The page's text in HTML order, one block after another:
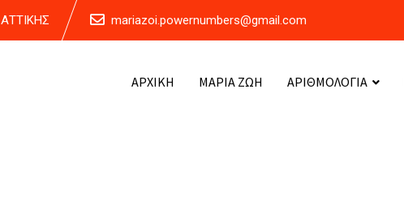
mariazoi.powernumbers@gmail.com
ΑΡΧΙΚΗ ΜΑΡΙΑ ΖΩΗ ΑΡΙΘΜΟΛΟΓΙΑ